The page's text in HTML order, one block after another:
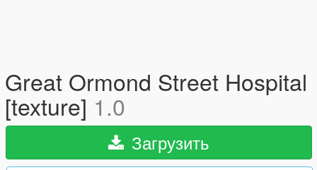
Great Ormond Street Hospital
[texture] 1.0
Загрузить